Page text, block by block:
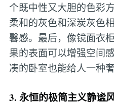
个既中性又大胆的色彩
柔和的灰色和深炭灰色
馨感。最后，像镜面衣
果的表面可以增强空间
凑的卧室也能给人一种
3. 永恒的极简主义静谧